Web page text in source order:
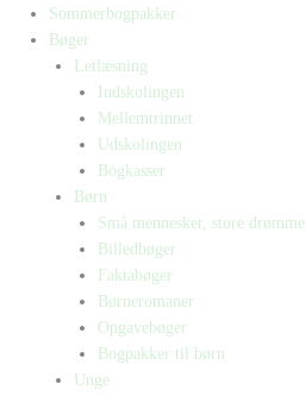
Sommerbogpakker
Bøger
Letlæsning
Indskolingen
Mellemtrinnet
Udskolingen
Bogkasser
Børn
Små mennesker, store drømme
Billedbøger
Faktabøger
Børneromaner
Opgavebøger
Bogpakker til børn
Unge